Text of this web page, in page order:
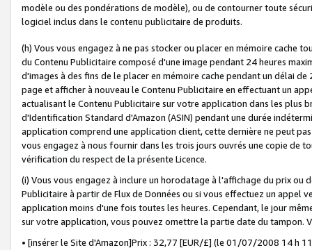
modèle ou des pondérations de modèle), ou de contourner toute
logiciel inclus dans le contenu publicitaire de produits.
(h) Vous vous engagez à ne pas stocker ou placer en mémoire cache
du Contenu Publicitaire composé d'une image pendant 24 heures
d'images à des fins de le placer en mémoire cache pendant un délai
page et afficher à nouveau le Contenu Publicitaire en effectuant un
actualisant le Contenu Publicitaire sur votre application dans les plus
d'Identification Standard d'Amazon (ASIN) pendant une durée
application comprend une application client, cette dernière ne peut
vous engagez à nous fournir dans les trois jours ouvrés une copie de
vérification du respect de la présente Licence.
(i) Vous vous engagez à inclure un horodatage à l'affichage du prix
Publicitaire à partir de Flux de Données ou si vous effectuez un appel
application moins d'une fois toutes les heures. Cependant, le jour
sur votre application, vous pouvez omettre la partie date du tampon.
• [insérer le Site d'Amazon]Prix : 32,77 [EUR/£] (le 01/07/2008 14 h